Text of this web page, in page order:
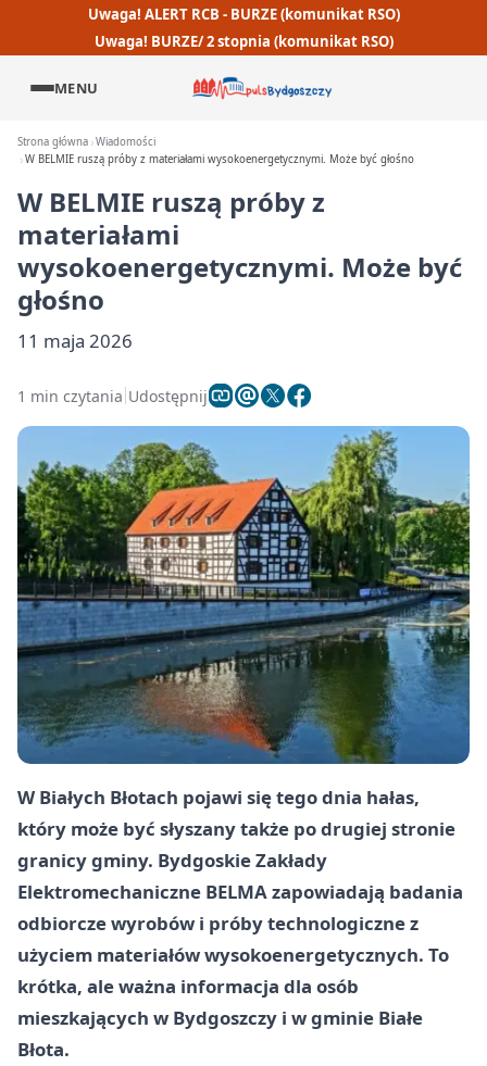
Uwaga! ALERT RCB - BURZE (komunikat RSO)
Uwaga! BURZE/ 2 stopnia (komunikat RSO)
MENU
Strona główna Wiadomości
W BELMIE ruszą próby z materiałami wysokoenergetycznymi. Może być głośno
W BELMIE ruszą próby z
materiałami
wysokoenergetycznymi. Może być
głośno
11 maja 2026
1 min czytania Udostępnij
W Białych Błotach pojawi się tego dnia hałas,
który może być słyszany także po drugiej stronie
granicy gminy. Bydgoskie Zakłady
Elektromechaniczne BELMA zapowiadają badania
odbiorcze wyrobów i próby technologiczne z
użyciem materiałów wysokoenergetycznych. To
krótka, ale ważna informacja dla osób
mieszkających w Bydgoszczy i w gminie Białe
Błota.